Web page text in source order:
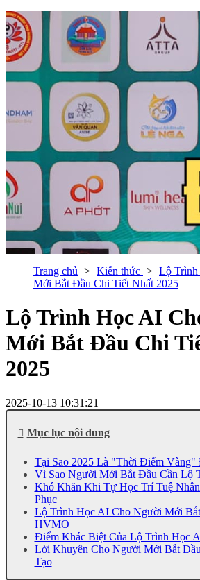
Trang chủ Kiến thức
Lộ
Mới Bắt Đầu Chi Tiết Nhất 2025
Lộ Trình Học AI
Mới Bắt Đầu Chi
2025
2025-10-13 10:31:21
Mục lục nội dung
Tại Sao 2025 Là "Thời Điểm
Vì Sao Người Mới Bắt Đầu Cần Lộ
Khó Khăn Khi Tự Học Trí Tuệ
Phục
Lộ Trình Học AI Cho Người Mới
HVMO
Điểm Khác Biệt Của Lộ Trình Học
Lời Khuyên Cho Người Mới Bắt
Tạo